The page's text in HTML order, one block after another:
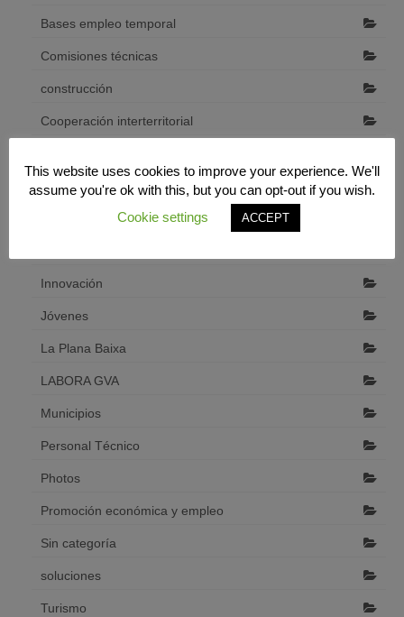
Bases empleo temporal
Comisiones técnicas
construcción
Cooperación interterritorial
Diputació de Castelló
emprendedores
Innovación
Jóvenes
La Plana Baixa
LABORA GVA
Municipios
Personal Técnico
Photos
Promoción económica y empleo
Sin categoría
soluciones
Turismo
This website uses cookies to improve your experience. We'll
assume you're ok with this, but you can opt-out if you wish.
Cookie settings
ACCEPT